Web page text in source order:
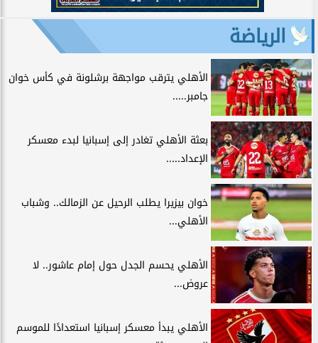
الرياضة
الأهلي يترقب مواجهة برشلونة في كأس خوان
جامبر.....
بعثة الأهلي تغادر إلى إسبانيا لبدء معسكر
الإعداد.....
خوان بيزيرا يطلب الرحيل عن الزمالك.. وشباب
الأهلي...
الأهلي يحسم الجدل حول إمام عاشور.. لا
عروض...
الأهلي يبدأ معسكر إسبانيا استعدادًا للموسم